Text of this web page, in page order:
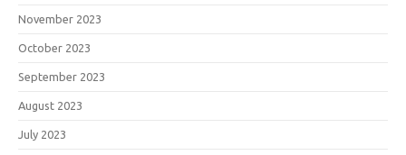
November 2023
October 2023
September 2023
August 2023
July 2023